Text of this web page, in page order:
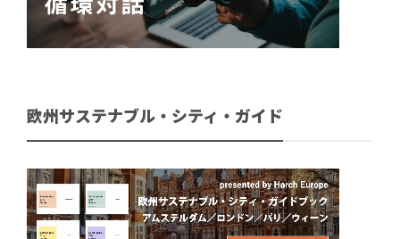
欧州サステナブル・シティ・ガイド